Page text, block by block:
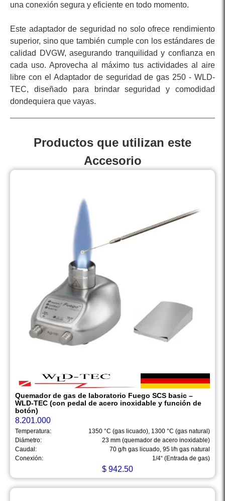
una conexión segura y eficiente en todo momento.
Este adaptador de seguridad no solo ofrece rendimiento
superior, sino que también cumple con los estándares de
calidad DVGW, asegurando tranquilidad y confianza en
cada uso. Aprovecha al máximo tus actividades al aire
libre con el Adaptador de seguridad de gas 250 - WLD-
TEC, diseñado para brindar seguridad y comodidad
dondequiera que vayas.
Productos que utilizan este
Accesorio
Quemador de gas de laboratorio Fuego SCS basic –
WLD-TEC (con pedal de acero inoxidable y función de
botón)
8.201.000
Temperatura:
1350 °C (gas licuado), 1300 °C (gas natural)
Diámetro:
23 mm (quemador de acero inoxidable)
Caudal:
70 g/h gas licuado, 95 l/h gas natural
Conexión:
1/4“ (Entrada de gas)
$ 942.50